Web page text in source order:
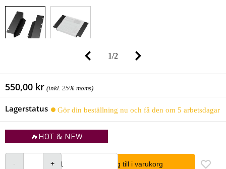
1/2
550,00 kr (inkl. 25% moms)
Lagerstatus Gör din beställning nu och få den om 5 arbetsdagar
🔥HOT & NEW
lägg till i varukorg